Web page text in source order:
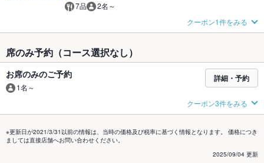
7品 2名～
クーポン1件をみる
席のみ予約（コース選択なし）
お席のみのご予約
1名～
詳細・予約
クーポン3件をみる
※更新日が2021/3/31以前の情報は、当時の価格及び税率に基づく情報となります。 価格につき
ましては直接店舗へお問い合わせください。
2025/09/04 更新